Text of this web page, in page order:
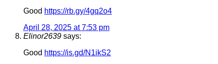
Good https://rb.gy/4gq2o4
April 28, 2025 at 7:53 pm
Elinor2639 says:
Good https://is.gd/N1ikS2